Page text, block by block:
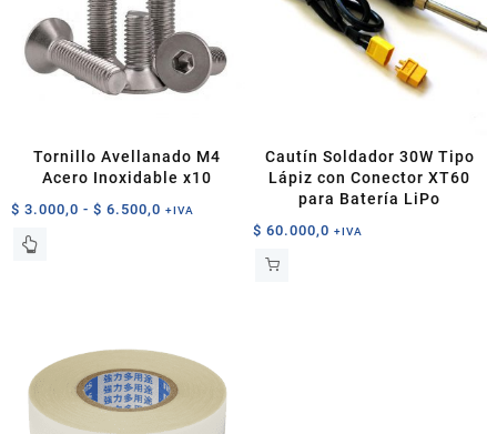
Tornillo Avellanado M4
Acero Inoxidable x10
$ 3.000,0 - $ 6.500,0 Rango
$ 6.500,0
+IVA
Este
opciones
pueden
Cautín Soldador 30W Tipo
Lápiz con Conector XT60
para Batería LiPo
$ 60.000,0 +IVA